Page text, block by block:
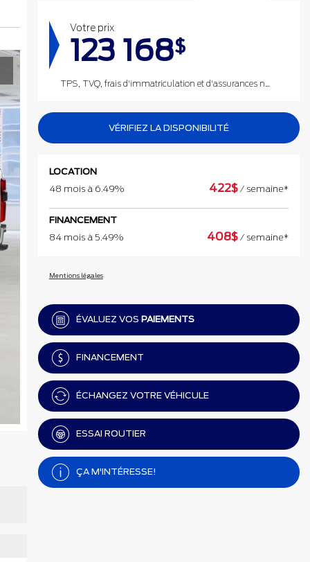
Votre prix
123 168$
TPS, TVQ, frais d'immatriculation et d'assurances non inclus.
VÉRIFIEZ LA DISPONIBILITÉ
LOCATION
48 mois à 6.49%
422$ / semaine*
FINANCEMENT
84 mois à 5.49%
408$ / semaine*
Mentions légales
ÉVALUEZ VOS PAIEMENTS
FINANCEMENT
ÉCHANGEZ VOTRE VÉHICULE
ESSAI ROUTIER
ÇA M'INTÉRESSE!